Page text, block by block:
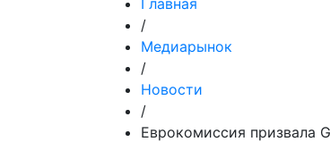
Главная
/
Медиарынок
/
Новости
/
Еврокомиссия призвала